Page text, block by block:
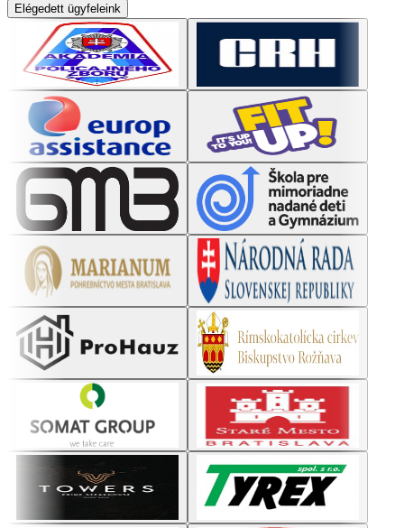
Elégedett ügyfeleink